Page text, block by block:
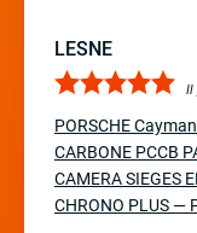
LESNE
Il
PORSCHE
CARBONE PCCB
CAMERA SIEGES
CHRONO PLUS —